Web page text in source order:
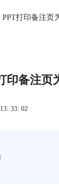
打印备注页
印备注页
33: 02